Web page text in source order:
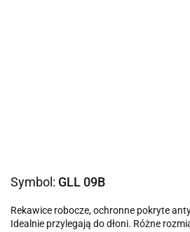
Symbol: GLL 09B
Rekawice robocze, ochronne pokryte
Idealnie przylegają do dłoni. Różne